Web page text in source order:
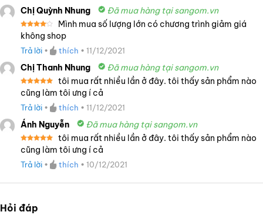
Chị Quỳnh Nhung Đã mua hàng tại sangom.vn
Được
xếp
hạng4
5 sao
Mình mua số lượng lớn có chương trình giảm giá
không shop
Trả lời • thích • 11/12/2021
Chị Thanh Nhung Đã mua hàng tại sangom.vn
Được xếp
hạng5 5
sao
tôi mua rất nhiều lần ở đây. tôi thấy sản phẩm nào
cũng làm tôi ưng í cả
Trả lời • thích • 11/12/2021
Ánh Nguyễn Đã mua hàng tại sangom.vn
Được xếp
hạng5 5
sao
tôi mua rất nhiều lần ở đây. tôi thấy sản phẩm nào
cũng làm tôi ưng í cả
Trả lời • thích • 10/12/2021
Hỏi đáp